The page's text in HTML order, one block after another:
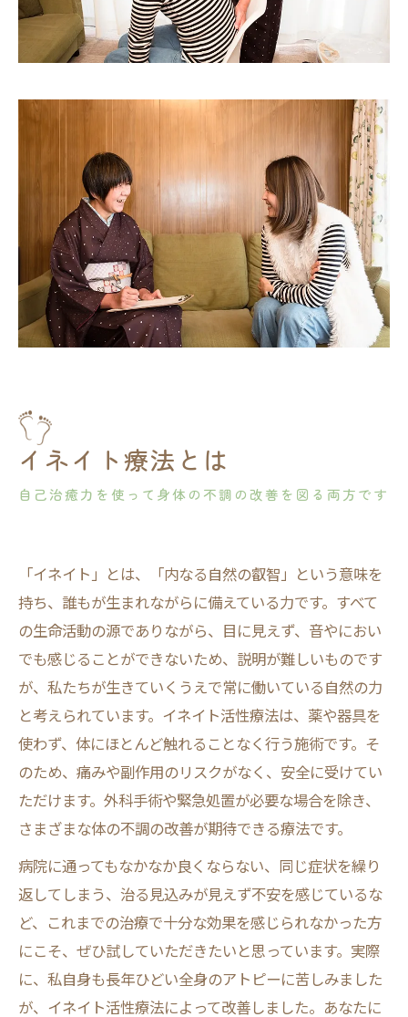
イネイト療法とは
自己治癒力を使って身体の不調の改善を図る両方です
「イネイト」とは、「内なる自然の叡智」という意味を
持ち、誰もが生まれながらに備えている力です。すべて
の生命活動の源でありながら、目に見えず、音やにおい
でも感じることができないため、説明が難しいものです
が、私たちが生きていくうえで常に働いている自然の力
と考えられています。イネイト活性療法は、薬や器具を
使わず、体にほとんど触れることなく行う施術です。そ
のため、痛みや副作用のリスクがなく、安全に受けてい
ただけます。外科手術や緊急処置が必要な場合を除き、
さまざまな体の不調の改善が期待できる療法です。
病院に通ってもなかなか良くならない、同じ症状を繰り
返してしまう、治る見込みが見えず不安を感じているな
ど、これまでの治療で十分な効果を感じられなかった方
にこそ、ぜひ試していただきたいと思っています。実際
に、私自身も長年ひどい全身のアトピーに苦しみました
が、イネイト活性療法によって改善しました。あなたに